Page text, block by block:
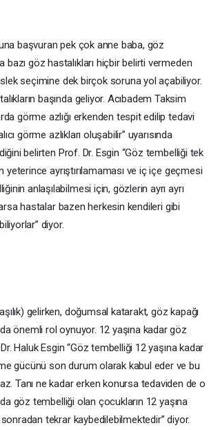
başvuran pek çok anne baba, göz
göz hastalıkları hiçbir belirti vermeden
seçimine dek birçok soruna yol açabiliyor.
başında geliyor. Acıbadem Taksim
görme azlığı erkenden tespit edilip tedavi
görme azlıkları oluşabilir” uyarısında
belirten Prof. Dr. Esgin “Göz tembelliği tek
ayrıştırılamaması ve iç içe geçmesi
anlaşılabilmesi için, gözlerin ayrı ayrı
hastalar bazen herkesin kendileri gibi
diyor.
gelirken, doğumsal katarakt, göz kapağı
önemli rol oynuyor. 12 yaşına kadar göz
Haluk Esgin “Göz tembelliği 12 yaşına kadar
gücünü son durum olarak kabul eder ve bu
Tanı ne kadar erken konursa tedaviden de o
göz tembelliği olan çocukların 12 yaşına
tekrar kaybedilebilmektedir” diyor.